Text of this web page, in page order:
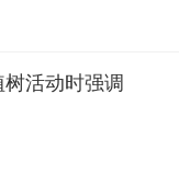
活动时强调